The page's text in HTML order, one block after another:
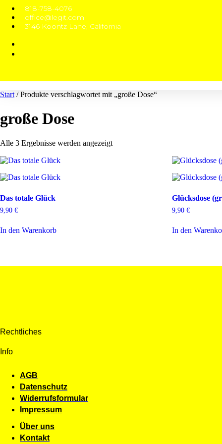
818-758-4076
office@legit.com
3146 Koontz Lane, California
Start / Produkte verschlagwortet mit „große Dose“
große Dose
Alle 3 Ergebnisse werden angezeigt
Das totale Glück
9,90 €
In den Warenkorb
Glücksdose
9,90€
In den
Rechtliches
Info
AGB
Datenschutz
Widerrufsformular
Impressum
Über uns
Kontakt